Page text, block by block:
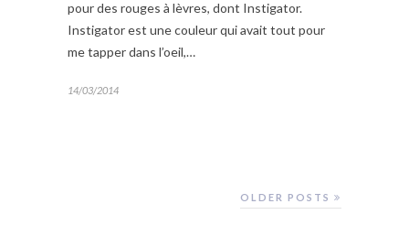
pour des rouges à lèvres, dont Instigator.
Instigator est une couleur qui avait tout pour
me tapper dans l’oeil,…
14/03/2014
OLDER POSTS